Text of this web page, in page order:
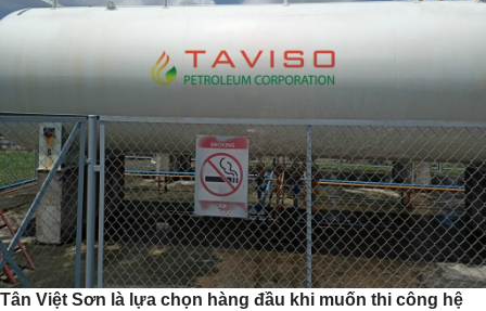
Tân Việt Sơn là lựa chọn hàng đầu khi muốn thi công hệ